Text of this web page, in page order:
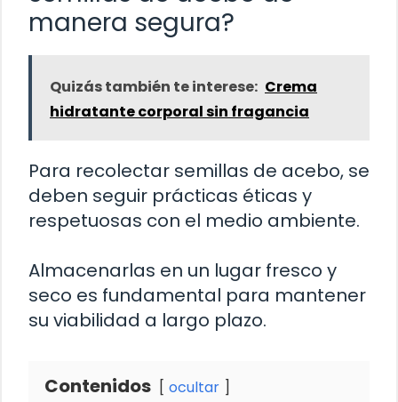
manera segura?
Quizás también te interese: Crema
hidratante corporal sin fragancia
Para recolectar semillas de acebo, se
deben seguir prácticas éticas y
respetuosas con el medio ambiente.
Almacenarlas en un lugar fresco y
seco es fundamental para mantener
su viabilidad a largo plazo.
Contenidos ocultar